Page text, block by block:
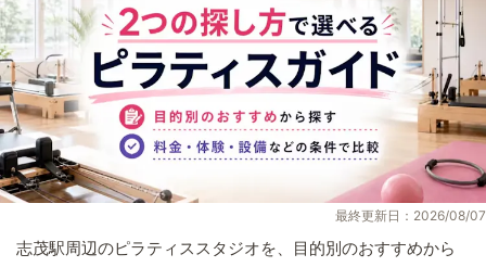
最終更新日：2026/08/07
志茂駅周辺のピラティススタジオを、目的別のおすすめから